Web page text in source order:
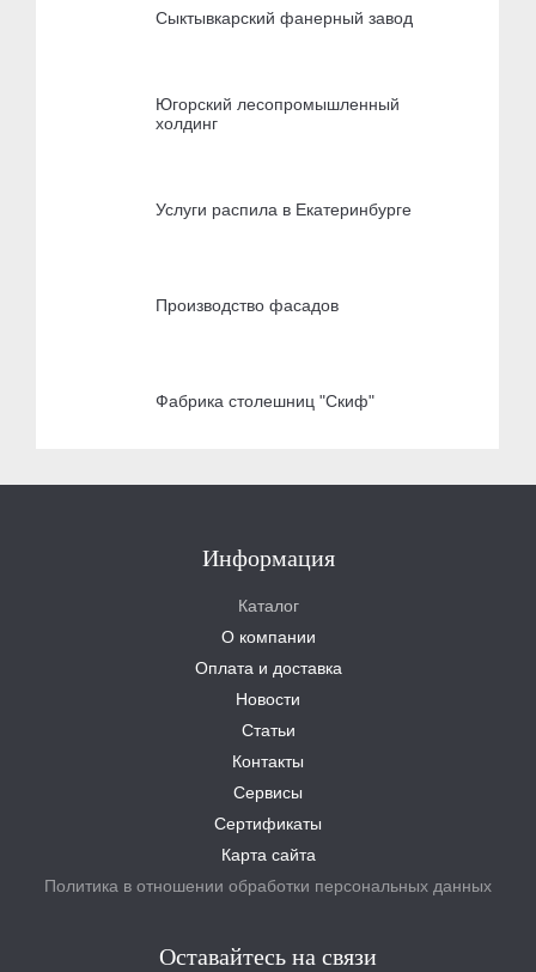
Сыктывкарский фанерный завод
Югорский лесопромышленный
холдинг
Услуги распила в Екатеринбурге
Производство фасадов
Фабрика столешниц "Скиф"
Информация
Каталог
О компании
Оплата и доставка
Новости
Статьи
Контакты
Сервисы
Сертификаты
Карта сайта
Политика в отношении обработки персональных данных
Оставайтесь на связи